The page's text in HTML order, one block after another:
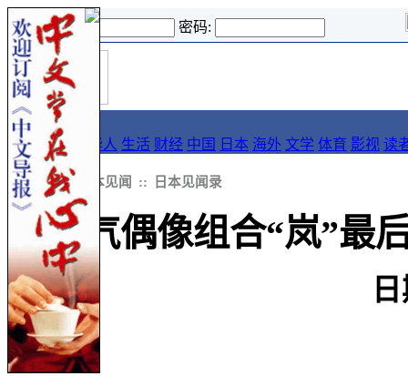
登录名: 密码:
首
页
导报
要闻 论坛 华人 生活 财经 中国 日本 海外 文学 体育 影视 读
::新闻:: 日本见闻 :: 日本见闻录
人气偶像组合“岚”最